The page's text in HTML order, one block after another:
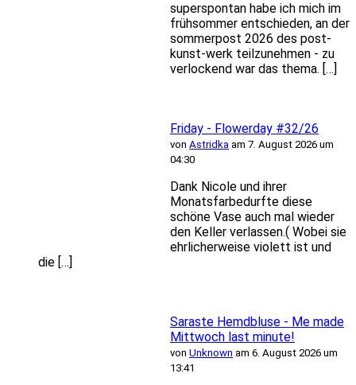
superspontan habe ich mich im
frühsommer entschieden, an der
sommerpost 2026 des post-
kunst-werk teilzunehmen - zu
verlockend war das thema. […]
Friday - Flowerday #32/26
von Astridka am 7. August 2026 um
04:30
Dank Nicole und ihrer
Monatsfarbedurfte diese
schöne Vase auch mal wieder
den Keller verlassen.( Wobei sie
ehrlicherweise violett ist und
die […]
Saraste Hemdbluse - Me made
Mittwoch last minute!
von Unknown am 6. August 2026 um
13:41